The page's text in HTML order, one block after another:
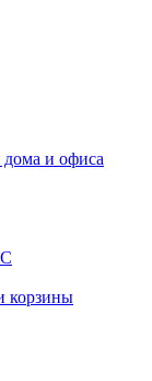
и офиса
корзины